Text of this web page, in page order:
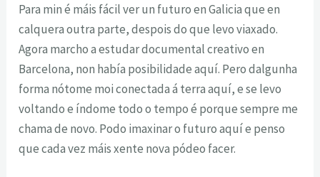
Para min é máis fácil ver un futuro en Galicia que en
calquera outra parte, despois do que levo viaxado.
Agora marcho a estudar documental creativo en
Barcelona, non había posibilidade aquí. Pero dalgunha
forma nótome moi conectada á terra aquí, e se levo
voltando e índome todo o tempo é porque sempre me
chama de novo. Podo imaxinar o futuro aquí e penso
que cada vez máis xente nova pódeo facer.